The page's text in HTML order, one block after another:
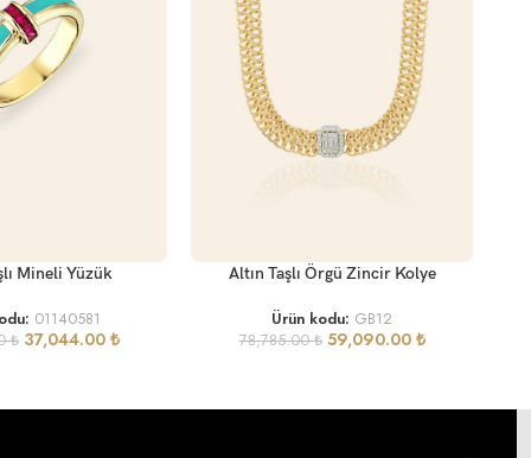
Mineli Yüzük
01140581
₺ 37,044.00 ₺
SEPETE EKLE
Altın Taşlı Örgü Zincir Kolye
Ürün kodu: GB12
78,785.00₺ 59,090.00 ₺